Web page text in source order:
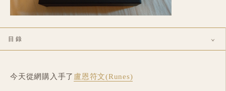
目錄
今天從網購入手了 盧恩符文(Runes)